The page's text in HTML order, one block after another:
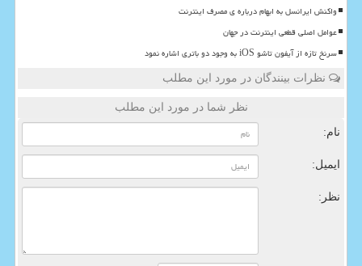
واکنش ایرانسل به ابهام درباره ی مصرف اینترنت
عوامل اصلی قطعی اینترنت در جهان
سرنخ تازه از آیفون تاشو iOS به وجود دو باتری اشاره نمود
نظرات بینندگان در مورد این مطلب
نظر شما در مورد این مطلب
نام:
ایمیل:
نظر: